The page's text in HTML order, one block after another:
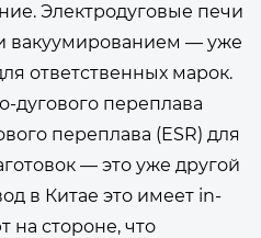
Электродуговые печи
вакуумированием — уже
ответственных марок.
дугового переплава
переплава (ESR) для
— это уже другой
в Китае это имеет in-
на стороне, что